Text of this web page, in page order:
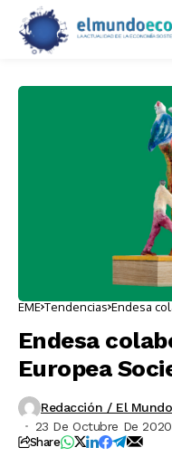
EME Tendencias Endesa
Endesa
Europea
Redacción / El
23 De Octubre De 2020
Share